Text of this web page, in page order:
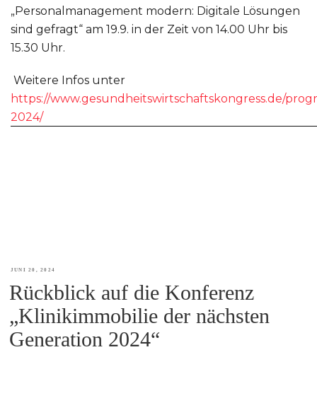
„Personalmanagement modern: Digitale Lösungen
sind gefragt“ am 19.9. in der Zeit von 14.00 Uhr bis
15.30 Uhr.
Weitere Infos unter
https://www.gesundheitswirtschaftskongress.de/
2024/
VERÖFFENTLICHT
AM
JUNI 20, 2024
Rückblick auf die Konferenz
„Klinikimmobilie der nächsten
Generation 2024“